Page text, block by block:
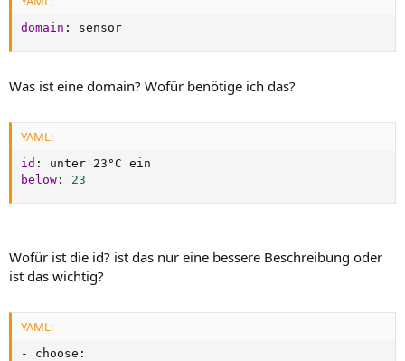
domain : sensor
Was ist eine domain? Wofür benötige ich das?
YAML:
id :
below : 23
Wofür ist die id? ist das nur eine bessere Beschreibung oder
ist das wichtig?
YAML:
- choose :